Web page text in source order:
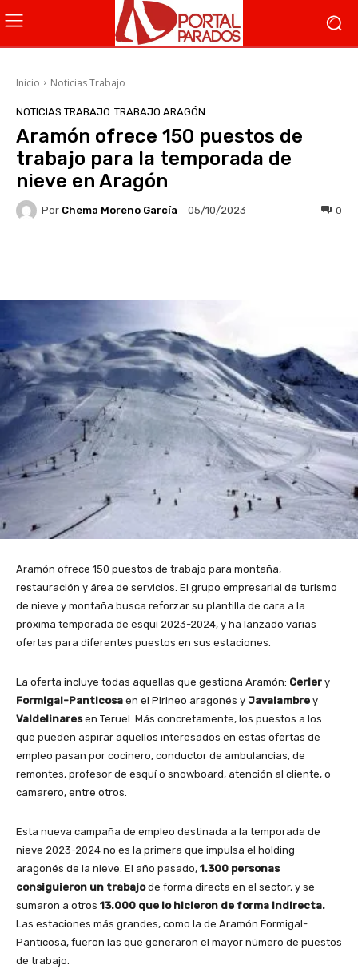
Inicio Noticias Trabajo
NOTICIAS TRABAJO TRABAJO ARAGÓN
Aramón ofrece 150 puestos de
trabajo para la temporada de
nieve en Aragón
Por Chema Moreno García 05/10/2023 0
Aramón ofrece 150 puestos de trabajo para montaña,
restauración y área de servicios. El grupo empresarial de turismo
de nieve y montaña busca reforzar su plantilla de cara a la
próxima temporada de esquí 2023-2024, y ha lanzado varias
ofertas para diferentes puestos en sus estaciones.
La oferta incluye todas aquellas que gestiona Aramón: Cerler y
Formigal-Panticosa en el Pirineo aragonés y Javalambre y
Valdelinaresen Teruel. Más concretamente, los puestos a los
que pueden aspirar aquellos interesados en estas ofertas de
empleo pasan por cocinero, conductor de ambulancias, de
remontes, profesor de esquí o snowboard, atención al cliente, o
camarero, entre otros.
Esta nueva campaña de empleo destinada a la temporada de
nieve 2023-2024 no es la primera que impulsa el holding
aragonés de la nieve. El año pasado, 1.300 personas
consiguieron un trabajode forma directa en el sector, y se
sumaron a otros 13.000 que lo hicieron de forma indirecta.
Las estaciones más grandes, como la de Aramón Formigal-
Panticosa, fueron las que generaron el mayor número de puestos
de trabajo.